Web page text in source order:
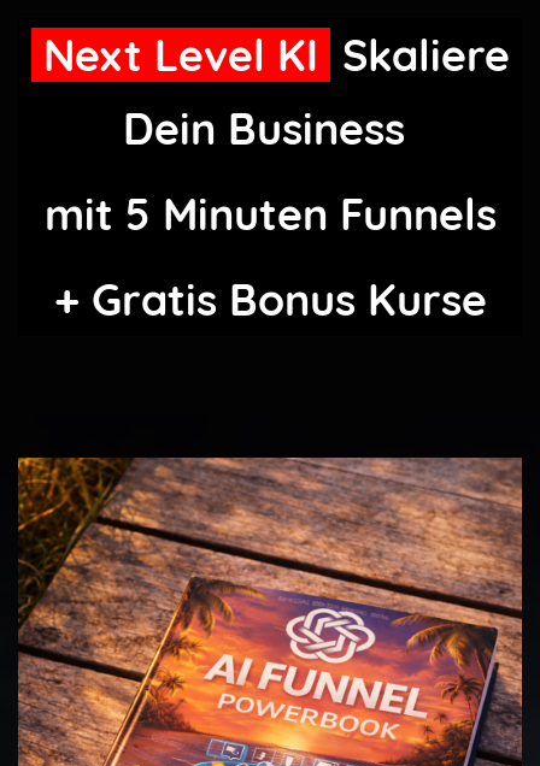
Next Level KI Skaliere
Dein Business
mit 5 Minuten Funnels
+ Gratis Bonus Kurse